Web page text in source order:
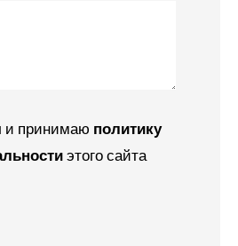
и принимаю политику
этого сайта